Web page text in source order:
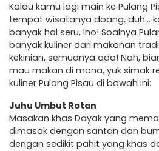
Kalau kamu lagi main ke Pulang
tempat wisatanya doang, duh…
banyak hal seru, lho! Soalnya
banyak kuliner dari makanan
kekinian, semuanya ada! Nah,
mau makan di mana, yuk simak
kuliner Pulang Pisau di bawah ini:
Juhu Umbut Rotan
Masakan khas Dayak yang
dimasak dengan santan dan
dengan sedikit pahit yang khas